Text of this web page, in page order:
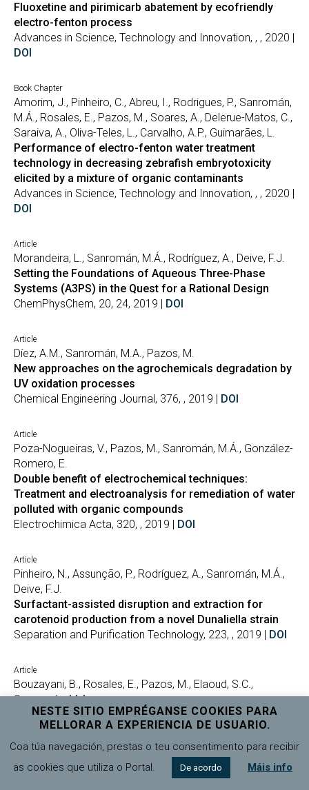
Fluoxetine and pirimicarb abatement by ecofriendly
electro-fenton process
Advances in Science, Technology and Innovation, , , 2020 |
DOI
Book Chapter
Amorim, J., Pinheiro, C., Abreu, I., Rodrigues, P., Sanromán,
M.Á., Rosales, E., Pazos, M., Soares, A., Delerue-Matos, C.,
Saraiva, A., Oliva-Teles, L., Carvalho, A.P., Guimarães, L.
Performance of electro-fenton water treatment
technology in decreasing zebrafish embryotoxicity
elicited by a mixture of organic contaminants
Advances in Science, Technology and Innovation, , , 2020 |
DOI
Article
Morandeira, L., Sanromán, M.Á., Rodríguez, A., Deive, F.J.
Setting the Foundations of Aqueous Three-Phase
Systems (A3PS) in the Quest for a Rational Design
ChemPhysChem, 20, 24, 2019 | DOI
Article
Díez, A.M., Sanromán, M.A., Pazos, M.
New approaches on the agrochemicals degradation by
UV oxidation processes
Chemical Engineering Journal, 376, , 2019 | DOI
Article
Poza-Nogueiras, V., Pazos, M., Sanromán, M.Á., González-
Romero, E.
Double benefit of electrochemical techniques:
Treatment and electroanalysis for remediation of water
polluted with organic compounds
Electrochimica Acta, 320, , 2019 | DOI
Article
Pinheiro, N., Assunção, P., Rodríguez, A., Sanromán, M.Á.,
Deive, F.J.
Surfactant-assisted disruption and extraction for
carotenoid production from a novel Dunaliella strain
Separation and Purification Technology, 223, , 2019 | DOI
Article
Bouzayani, B., Rosales, E., Pazos, M., Elaoud, S.C.,
Sanromán, M.A.
Homogeneous and heterogeneous peroxymonosulfate
activation by transition metals for the degradation of
industrial leather dye
Journal of Cleaner Production, 228, , 2019 |DOI
NESTE SITIO EMPRÉGANSE COOKIES PARA
MELLORAR A EXPERIENCIA DE USUARIO.
Coa túa navegación, prestas o teu consentimento para recibir
as cookies que utiliza o Portal.
De acordo Máis info